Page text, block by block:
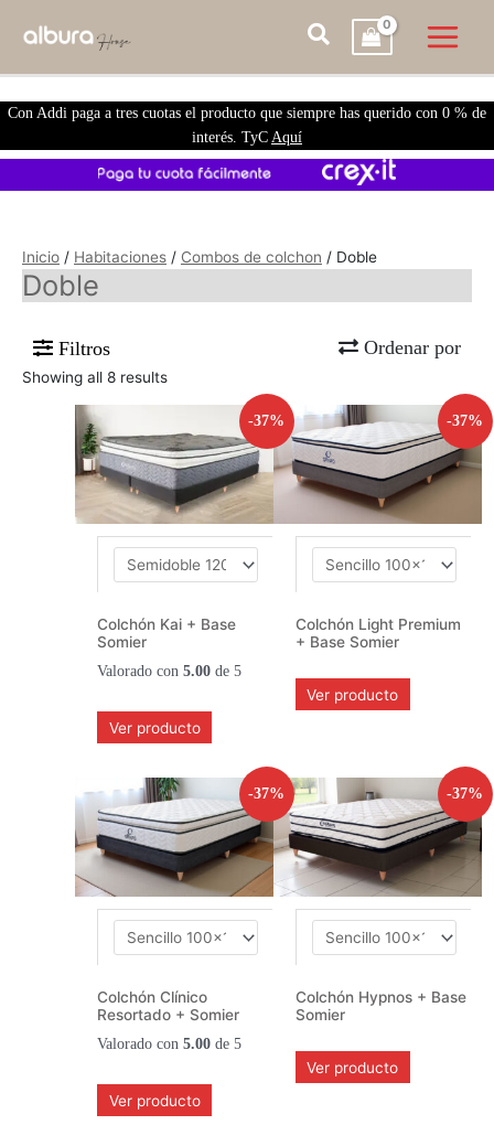
Con Addi paga a tres cuotas el producto que siempre has querido con 0 % de
interés. TyC Aquí
Inicio / Habitaciones / Combos de colchon / Doble
Doble
Filtros Ordenar por
Showing all 8 results
-37%
Colchón Kai + Base
Somier
Valorado con5.00 de 5
Ver producto
-37%
Colchón Light Premium
+ Base Somier
Ver producto
-37%
Colchón Clínico
Resortado + Somier
Valorado con5.00 de 5
Ver producto
-37%
Colchón Hypnos + Base
Somier
Ver producto